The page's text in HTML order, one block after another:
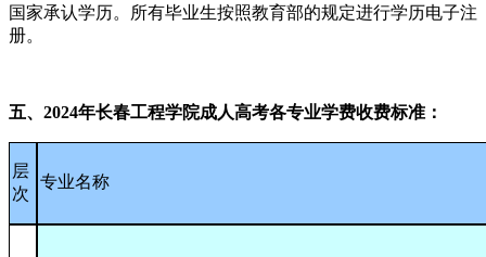
国家承认学历。所有毕业生按照教育部的规定进行学历电子注
册。
五、2024年长春工程学院成人高考各专业学费收费标准：
层
次
专业名称